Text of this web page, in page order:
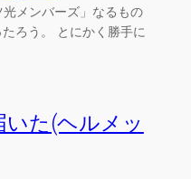
メンバーズ」なるもの
ろう。 とにかく勝手に
いた(ヘルメッ